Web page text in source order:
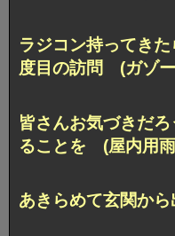
ラジコン持ってき
度目の訪問 (ガゾ
皆さんお気づきだ
ることを (屋内用
あきらめて玄関か